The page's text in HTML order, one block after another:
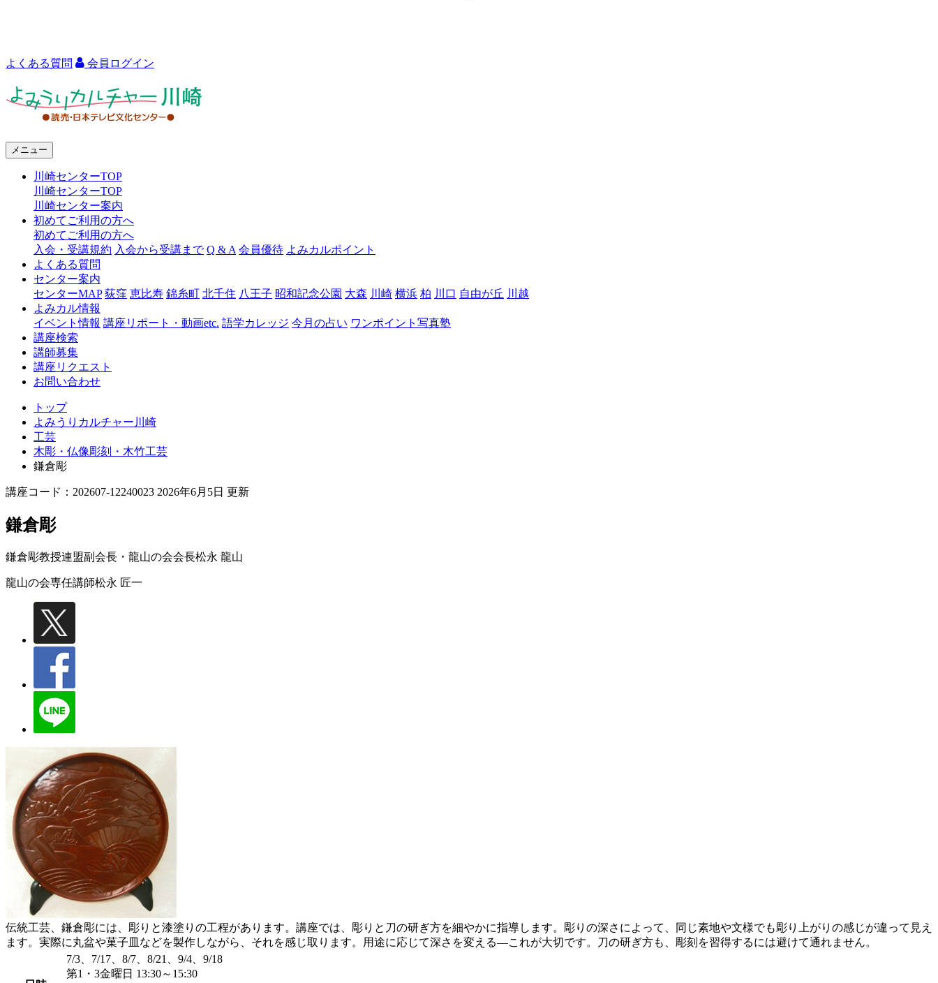
よくある質問 会員ログイン
ャ
川
崎
メニュー
川崎センターTOP
川崎センターTOP
川崎センター案内
初めてご利用の方へ
初めてご利用の方へ
入会・受講規約 入会から受講まで Q & A 会員優待 よみカルポイント
よくある質問
センター案内
センターMAP 荻窪 恵比寿 錦糸町 北千住 八王子 昭和記念公園 大森 川崎 横浜 柏 川口 自由が丘 川越
よみカル情報
イベント情報 講座リポート・動画etc. 語学カレッジ 今月の占い ワンポイント写真塾
講座検索
講師募集
講座リクエスト
お問い合わせ
トップ
よみうりカルチャー川崎
工芸
木彫・仏像彫刻・木竹工芸
鎌倉彫
講座コード：202607-12240023 2026年6月5日 更新
鎌倉彫
鎌倉彫教授連盟副会長・龍山の会会長松永 龍山
龍山の会専任講師松永 匠一
伝統工芸、鎌倉彫には、彫りと漆塗りの工程があります。講座では、彫りと刀の研ぎ方を細やかに指導します。彫りの深さによって、同じ素地や文様でも彫り上がりの感じが違って見え
ます。実際に丸盆や菓子皿などを製作しながら、それを感じ取ります。用途に応じて深さを変える―これが大切です。刀の研ぎ方も、彫刻を習得するには避けて通れません。
7/3、7/17、8/7、8/21、9/4、9/18
第1・3金曜日 13:30～15:30